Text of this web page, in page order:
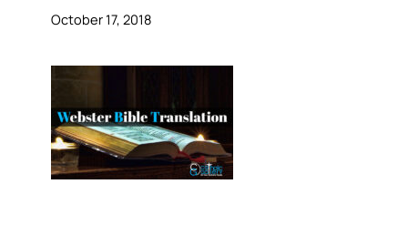
October 17, 2018